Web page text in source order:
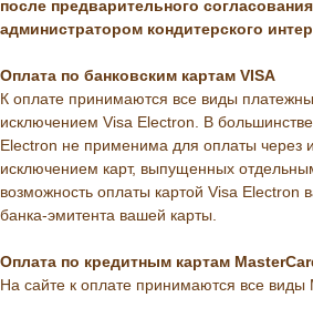
после предварительного
администратором кондитерского
Оплата по банковским картам VISA
К оплате принимаются все виды
исключением Visa Electron. В
Electron не применима для оплаты через
исключением карт, выпущенных
возможность оплаты картой Visa Electron
банка-эмитента вашей карты.
Оплата по кредитным картам
На сайте к оплате принимаются все виды